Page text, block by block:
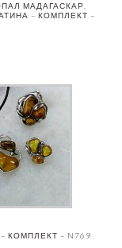
МАДАГАСКАР,
– КОМПЛЕКТ –
КОМПЛЕКТ – N769